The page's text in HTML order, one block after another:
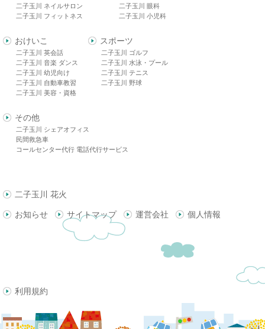
二子玉川 ネイルサロン
二子玉川 フィットネス
二子玉川 眼科
二子玉川 小児科
おけいこ
二子玉川 英会話
二子玉川 音楽 ダンス
二子玉川 幼児向け
二子玉川 自動車教習
二子玉川 美容・資格
スポーツ
二子玉川 ゴルフ
二子玉川 水泳・プール
二子玉川 テニス
二子玉川 野球
その他
二子玉川 シェアオフィス
民間救急車
コールセンター代行 電話代行サービス
二子玉川 花火
お知らせ サイトマップ 運営会社 個人情報
利用規約